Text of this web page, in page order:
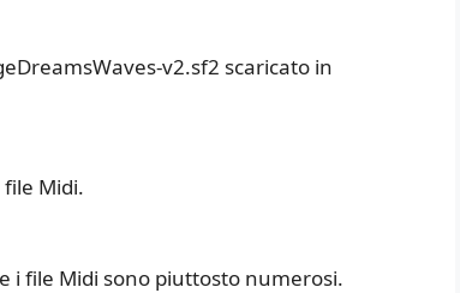
v2.sf2 scaricato in
Midi.
i file Midi sono piuttosto numerosi.